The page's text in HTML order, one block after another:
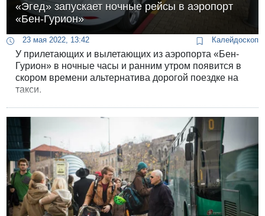
«Эгед» запускает ночные рейсы в аэропорт
«Бен-Гурион»
23 мая 2022, 13:42 Калейдоскоп
У прилетающих и вылетающих из аэропорта «Бен-
Гурион» в ночные часы и ранним утром появится в
скором времени альтернатива дорогой поездке на
такси.